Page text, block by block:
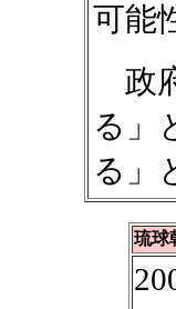
可能
政
る」
る」
琉球